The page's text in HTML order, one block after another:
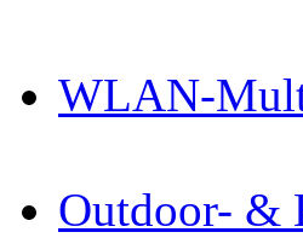
WLAN-
Outdoor- &